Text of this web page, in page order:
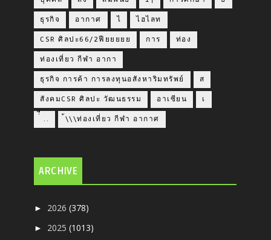
ธุรกิจ อากาศ ไ ไฮไลท
CSR ศิลปะ66/2ฟียยยยย การ ท่อง
ท่องเที่ยว กีฬา อากา
ธุรกิจ การค้า การลงทุนอสังหาริมทรัพย์ ส
สังคมCSR ศิลปะ วัฒนธรรม อาเซียน เ
่่ื​ .. ้\\\ท่องเที่ยว กีฬา อากาศ
ARCHIVE
► 2026(378)
► 2025(1013)